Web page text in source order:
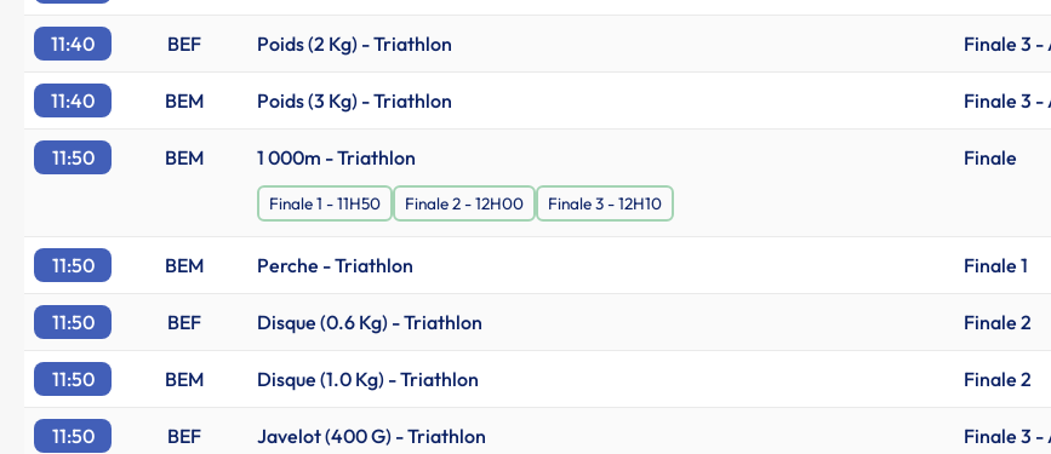
11:40 BEF Poids (2 Kg) - Triathlon Finale 3 -
11:40 BEM Poids (3 Kg) - Triathlon Finale 3 -
11:50 BEM 1 000m - Triathlon Finale
Finale 1 - 11H50 Finale 2 - 12H00 Finale 3 - 12H10
11:50 BEM Perche - Triathlon Finale 1
11:50 BEF Disque (0.6 Kg) - Triathlon Finale 2
11:50 BEM Disque (1.0 Kg) - Triathlon Finale 2
11:50 BEF Javelot (400 G) - Triathlon Finale 3 -